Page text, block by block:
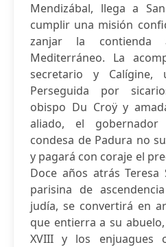
Mendizábal, llega a
cumplir una misión
zanjar la
Mediterráneo. La
secretario y Calígine,
Perseguida por
obispo Du Croÿ y
aliado, el gobernador
condesa de Padura no
y pagará con coraje el
Doce años atrás Teresa
parisina de
judía, se convertirá en
que entierra a su
XVIII y los enjuagues